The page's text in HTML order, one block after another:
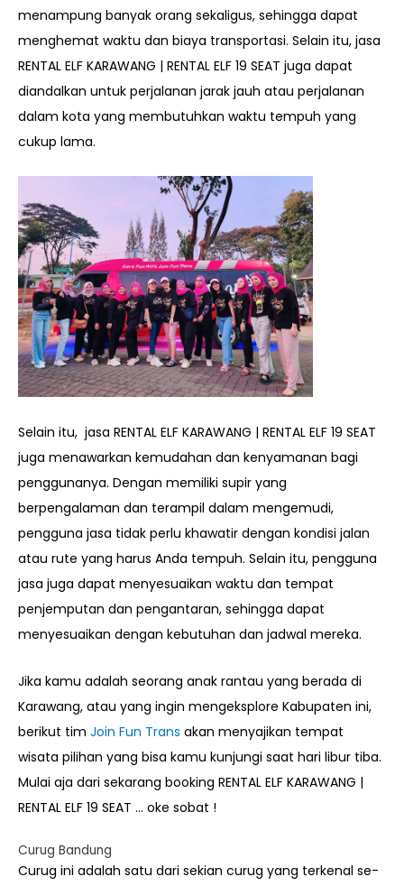
menampung banyak orang sekaligus, sehingga dapat
menghemat waktu dan biaya transportasi. Selain itu, jasa
RENTAL ELF KARAWANG | RENTAL ELF 19 SEAT juga dapat
diandalkan untuk perjalanan jarak jauh atau perjalanan
dalam kota yang membutuhkan waktu tempuh yang
cukup lama.
Selain itu, jasa RENTAL ELF KARAWANG | RENTAL ELF 19 SEAT
juga menawarkan kemudahan dan kenyamanan bagi
penggunanya. Dengan memiliki supir yang
berpengalaman dan terampil dalam mengemudi,
pengguna jasa tidak perlu khawatir dengan kondisi jalan
atau rute yang harus Anda tempuh. Selain itu, pengguna
jasa juga dapat menyesuaikan waktu dan tempat
penjemputan dan pengantaran, sehingga dapat
menyesuaikan dengan kebutuhan dan jadwal mereka.
Jika kamu adalah seorang anak rantau yang berada di
Karawang, atau yang ingin mengeksplore Kabupaten ini,
berikut tim Join Fun Trans akan menyajikan tempat
wisata pilihan yang bisa kamu kunjungi saat hari libur tiba.
Mulai aja dari sekarang booking RENTAL ELF KARAWANG |
RENTAL ELF 19 SEAT … oke sobat !
Curug Bandung
Curug ini adalah satu dari sekian curug yang terkenal se-